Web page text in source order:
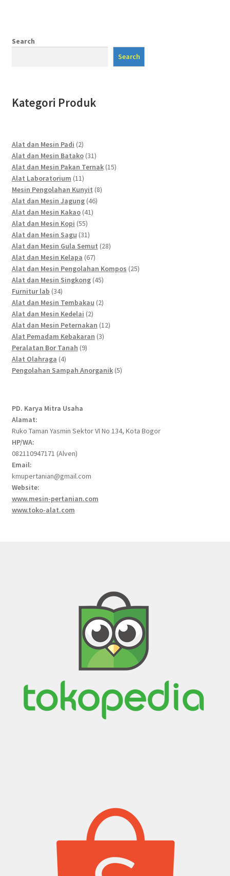
Search
Search
Kategori Produk
Alat dan Mesin Padi 22
products
Alat dan Mesin Batako 3131
products
Alat dan Mesin Pakan Ternak 1515
Alat Laboratorium 1111
products
Mesin Pengolahan Kunyit 88
Alat dan Mesin Jagung 4646
Alat dan Mesin Kakao 4141
Alat dan Mesin Kopi 5555
products
Alat dan Mesin Sagu 3131
products
Alat dan Mesin Gula Semut 2828
Alat dan Mesin Kelapa 6767
products
Alat dan Mesin Pengolahan Kompos 2525
Alat dan Mesin Singkong 4545
Furnitur lab 3434
products
Alat dan Mesin Tembakau 22
Alat dan Mesin Kedelai 22
products
Alat dan Mesin Peternakan 1212
Alat Pemadam Kebakaran 33
Peralatan Bor Tanah 99
Alat Olahraga 44
products
Pengolahan Sampah Anorganik 55
PD. Karya Mitra Usaha
Alamat:
Ruko Taman Yasmin Sektor VI No 134, Kota Bogor
HP/WA:
082110947171 (Alven)
Email:
kmupertanian@gmail.com
Website:
www.mesin-pertanian.com
www.toko-alat.com